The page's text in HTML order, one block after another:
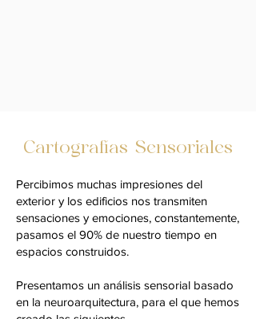
Cartografías Sensoriales
Percibimos muchas impresiones del
exterior y los edificios nos transmiten
sensaciones y emociones, constantemente,
pasamos el 90% de nuestro tiempo en
espacios construidos.
Presentamos un análisis sensorial basado
en la neuroarquitectura, para el que hemos